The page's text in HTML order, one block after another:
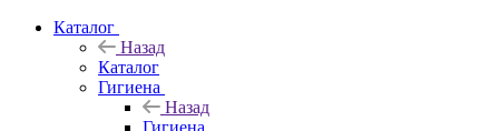
Каталог
Назад
Каталог
Гигиена
Назад
Гигиена